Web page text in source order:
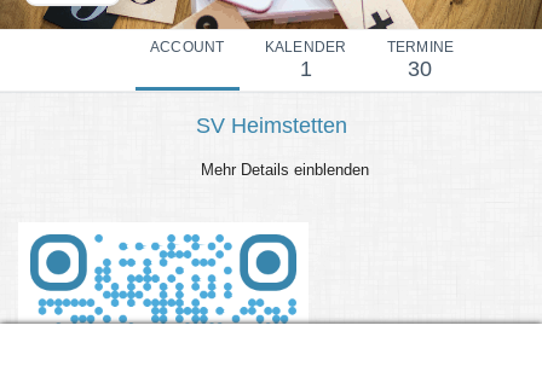
ACCOUNT KALENDER
1
TERMINE
30
SV Heimstetten
Mehr Details einblenden